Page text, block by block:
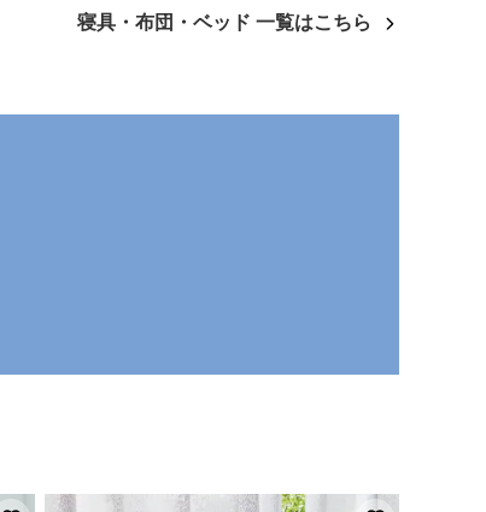
寝具・布団・ベッド 一覧はこちら